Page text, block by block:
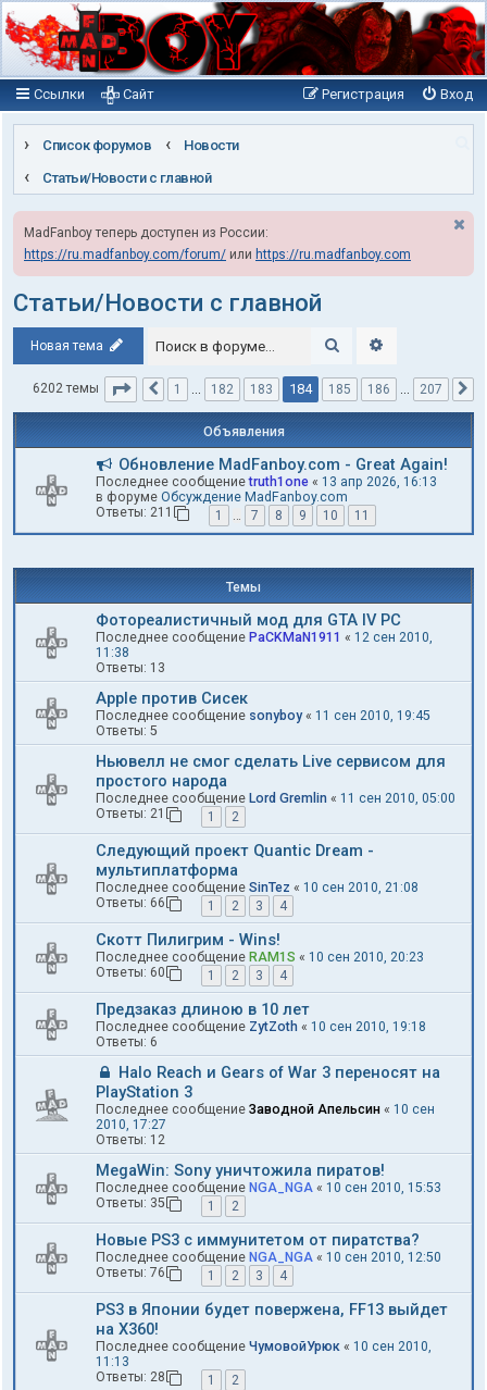
Ссылки Вход
Регистрация
Сайт
Список форумов
Новости
Статьи/Новости с главной
MadFanboy теперь доступен из России:
https://ru.madfanboy.com/forum/ или https://ru.madfanboy.com
Статьи/Новости с главной
Новая тема Поиск
6202 темы Страница 184 из 207
Пред.
1 … 182 183 184 185 186 … 207
Объявления
Обновление MadFanboy.com - Great Again!
Последнее сообщениеtruth1one « 13 апр 2026, 16:13
в форуме Обсуждение MadFanboy.com
Ответы: 211 1 … 7 8 9 10 11
Темы
Фотореалистичный мод для GTA IV PC
Последнее сообщение PaCKMaN1911 « 12 сен 2010,
11:38
Ответы: 13
Apple против Сисек
Последнее сообщение sonyboy« 11 сен 2010, 19:45
Ответы: 5
Ньювелл не смог сделать Live сервисом для
простого народа
Последнее сообщение Lord Gremlin « 11 сен 2010, 05:00
Ответы: 21 1 2
Следующий проект Quantic Dream -
мультиплатформа
Последнее сообщение SinTez « 10 сен 2010, 21:08
Ответы: 66 1 2 3 4
Скотт Пилигрим - Wins!
Последнее сообщение RAM1S « 10 сен 2010, 20:23
Ответы: 60 1 2 3 4
Предзаказ длиною в 10 лет
Последнее сообщение ZytZoth « 10 сен 2010, 19:18
Ответы: 6
Halo Reach и Gears of War 3 переносят на
PlayStation 3
Последнее сообщение Заводной Апельсин « 10 сен
2010, 17:27
Ответы: 12
MegaWin: Sony уничтожила пиратов!
Последнее сообщение NGA_NGA « 10 сен 2010, 15:53
Ответы: 35 1 2
Новые PS3 с иммунитетом от пиратства?
Последнее сообщение NGA_NGA « 10 сен 2010, 12:50
Ответы: 76 1 2 3 4
PS3 в Японии будет повержена, FF13 выйдет
на X360!
Последнее сообщение ЧумовойУрюк « 10 сен 2010,
11:13
Ответы: 28 1 2